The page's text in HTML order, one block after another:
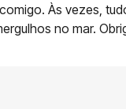
Às vezes,
no mar.